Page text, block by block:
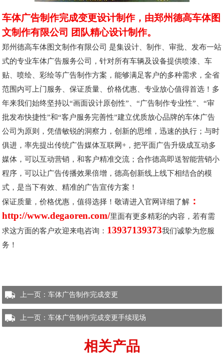
车体广告制作完成变更设计制作，由郑州德高车体图
文制作有限公司 团队精心设计制作。
郑州德高车体图文制作有限公司 是集设计、制作、审批、发布一站
式的专业车体广告服务公司，针对所有车辆及设备提供喷漆、车
贴、喷绘、彩绘等广告制作方案，能够满足客户的多种需求，全省
范围内可上门服务、保证质量、价格优惠、专业放心值得首选！多
年来我们始终坚持以“画面设计原创性”、“广告制作专业性”、“审
批发布快捷性”和“客户服务完善性”建立优质放心品牌的车体广告
公司为原则，凭借敏锐的洞察力，创新的思维，迅速的执行；与时
俱进，率先提出传统广告媒体互联网+，把平面广告升级成互动多
媒体，可以互动营销，和客户精准交流；合作德高即送智能营销小
程序，可以让广告传播效果倍增，德高创新线上线下相结合的模
式，是当下有效、精准的广告宣传方案！
保证质量，价格优惠，值得选择！敬请进入官网详细了解 ：
http://www.degaoren.com/里面有更多精彩的内容，若有需
求这方面的客户欢迎来电咨询： 13937139373我们诚挚为您服
务！
上一页： 车体广告制作完成变更
上一页： 车体广告制作完成变更手续现场
相关产品